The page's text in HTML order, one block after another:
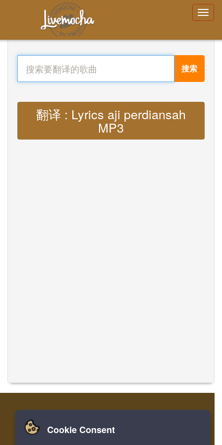
搜索
翻译 : Lyrics aji perdiansah
MP3
家 登录 寄存器
Cookie Consent